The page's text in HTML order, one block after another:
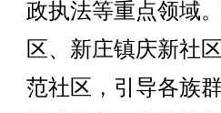
政执法等重点领域
区、新庄镇庆新社
范社区，引导各族